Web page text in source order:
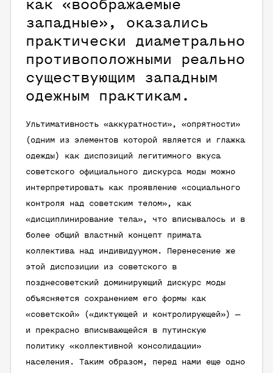
как «воображаемые
западные», оказались
практически диаметрально
противоположными реально
существующим западным
одежным практикам.
Ультимативность «аккуратности», «опрятности»
(одним из элементов которой является и глажка
одежды) как диспозиций легитимного вкуса
советского официального дискурса моды можно
интерпретировать как проявление «социального
контроля над советским телом», как
«дисциплинирование тела», что вписывалось и в
более общий властный концепт примата
коллектива над индивидуумом. Перенесение же
этой диспозиции из советского в
позднесоветский доминирующий дискурс моды
объясняется сохранением его формы как
«советской» («диктующей и контролирующей») —
и прекрасно вписывающейся в путинскую
политику «коллективной консолидации»
населения. Таким образом, перед нами еще одно